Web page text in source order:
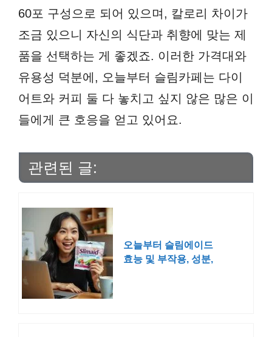
60포 구성으로 되어 있으며, 칼로리 차이가
조금 있으니 자신의 식단과 취향에 맞는 제
품을 선택하는 게 좋겠죠. 이러한 가격대와
유용성 덕분에, 오늘부터 슬림카페는 다이
어트와 커피 둘 다 놓치고 싶지 않은 많은 이
들에게 큰 호응을 얻고 있어요.
관련된 글:
오늘부터 슬림에이드
효능 및 부작용, 성분,